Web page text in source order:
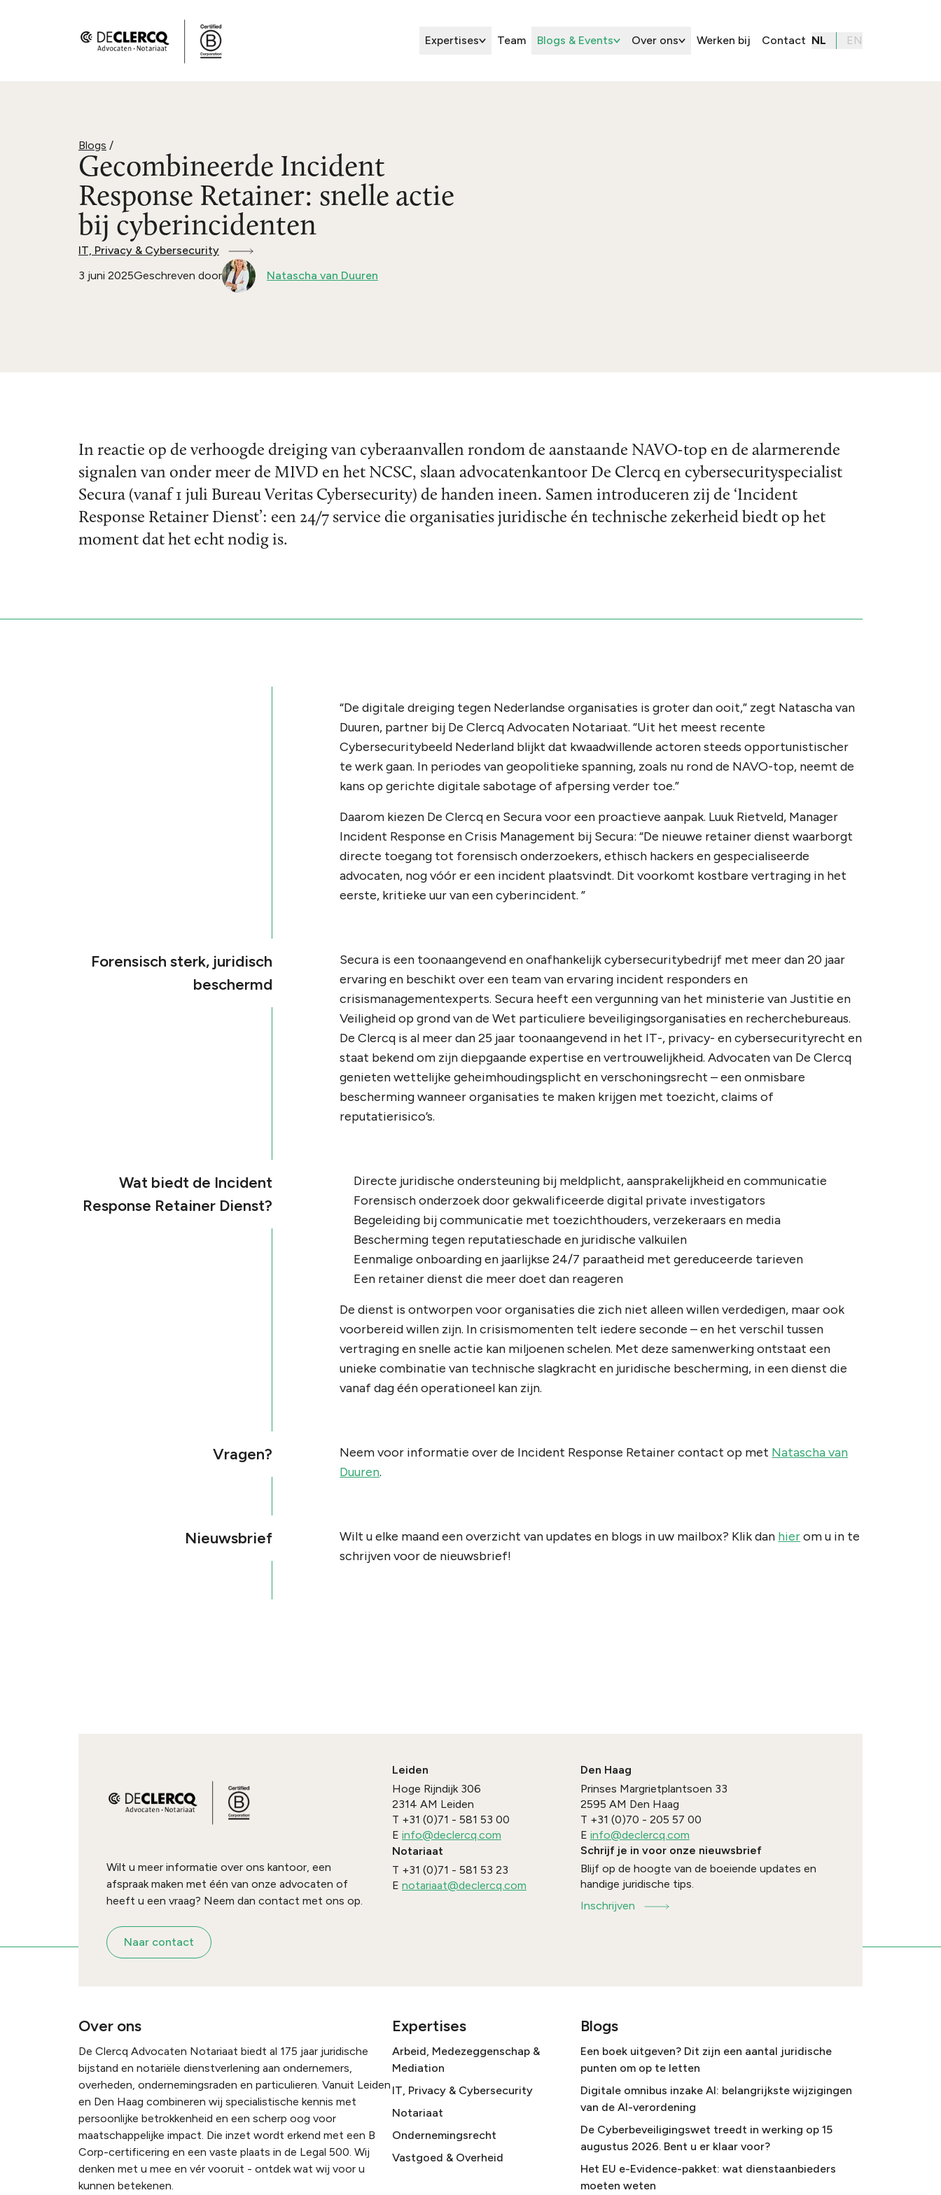
Expertises Team Blogs & Events Over ons Werken bij Contact NL EN
Blogs /
Gecombineerde Incident
Response Retainer: snelle actie
bij cyberincidenten
IT, Privacy & Cybersecurity
3 juni 2025Geschreven door Natascha van Duuren
In reactie op de verhoogde dreiging van cyberaanvallen rondom de aanstaande NAVO-top en de alarmerende
signalen van onder meer de MIVD en het NCSC, slaan advocatenkantoor De Clercq en cybersecurityspecialist
Secura (vanaf 1 juli Bureau Veritas Cybersecurity) de handen ineen. Samen introduceren zij de ‘Incident
Response Retainer Dienst’: een 24/7 service die organisaties juridische én technische zekerheid biedt op het
moment dat het echt nodig is.
“De digitale dreiging tegen Nederlandse organisaties is groter dan ooit,” zegt Natascha van
Duuren, partner bij De Clercq Advocaten Notariaat. “Uit het meest recente
Cybersecuritybeeld Nederland blijkt dat kwaadwillende actoren steeds opportunistischer
te werk gaan. In periodes van geopolitieke spanning, zoals nu rond de NAVO-top, neemt de
kans op gerichte digitale sabotage of afpersing verder toe.”
Daarom kiezen De Clercq en Secura voor een proactieve aanpak. Luuk Rietveld, Manager
Incident Response en Crisis Management bij Secura: “De nieuwe retainer dienst waarborgt
directe toegang tot forensisch onderzoekers, ethisch hackers en gespecialiseerde
advocaten, nog vóór er een incident plaatsvindt. Dit voorkomt kostbare vertraging in het
eerste, kritieke uur van een cyberincident. ”
Forensisch sterk, juridisch
beschermd
Secura is een toonaangevend en onafhankelijk cybersecuritybedrijf met meer dan 20 jaar
ervaring en beschikt over een team van ervaring incident responders en
crisismanagementexperts. Secura heeft een vergunning van het ministerie van Justitie en
Veiligheid op grond van de Wet particuliere beveiligingsorganisaties en recherchebureaus.
De Clercq is al meer dan 25 jaar toonaangevend in het IT-, privacy- en cybersecurityrecht en
staat bekend om zijn diepgaande expertise en vertrouwelijkheid. Advocaten van De Clercq
genieten wettelijke geheimhoudingsplicht en verschoningsrecht – een onmisbare
bescherming wanneer organisaties te maken krijgen met toezicht, claims of
reputatierisico’s.
Wat biedt de Incident
Response Retainer Dienst?
Directe juridische ondersteuning bij meldplicht, aansprakelijkheid en communicatie
Forensisch onderzoek door gekwalificeerde digital private investigators
Begeleiding bij communicatie met toezichthouders, verzekeraars en media
Bescherming tegen reputatieschade en juridische valkuilen
Eenmalige onboarding en jaarlijkse 24/7 paraatheid met gereduceerde tarieven
Een retainer dienst die meer doet dan reageren
De dienst is ontworpen voor organisaties die zich niet alleen willen verdedigen, maar ook
voorbereid willen zijn. In crisismomenten telt iedere seconde – en het verschil tussen
vertraging en snelle actie kan miljoenen schelen. Met deze samenwerking ontstaat een
unieke combinatie van technische slagkracht en juridische bescherming, in een dienst die
vanaf dag één operationeel kan zijn.
Vragen? Neem voor informatie over de Incident Response Retainer contact op met Natascha van
Duuren.
Nieuwsbrief Wilt u elke maand een overzicht van updates en blogs in uw mailbox? Klik dan hierom u in te
schrijven voor de nieuwsbrief!
Wilt u meer informatie over ons kantoor, een
afspraak maken met één van onze advocaten of
heeft u een vraag? Neem dan contact met ons op.
Naar contact
Leiden
Hoge Rijndijk 306
2314 AM Leiden
T +31 (0)71 - 581 53 00
E info@declercq.com
Notariaat
T +31 (0)71 - 581 53 23
E notariaat@declercq.com
Den Haag
Prinses Margrietplantsoen 33
2595 AM Den Haag
T +31 (0)70 - 205 57 00
E info@declercq.com
Schrijf je in voor onze nieuwsbrief
Blijf op de hoogte van de boeiende updates en
handige juridische tips.
Inschrijven
Over ons
De Clercq Advocaten Notariaat biedt al 175 jaar juridische
bijstand en notariële dienstverlening aan ondernemers,
overheden, ondernemingsraden en particulieren. Vanuit Leiden
en Den Haag combineren wij specialistische kennis met
persoonlijke betrokkenheid en een scherp oog voor
maatschappelijke impact. Die inzet wordt erkend met een B
Corp-certificering en een vaste plaats in de Legal 500. Wij
denken met u mee en vér vooruit - ontdek wat wij voor u
kunnen betekenen.
Expertises
Arbeid, Medezeggenschap &
Mediation
IT, Privacy & Cybersecurity
Notariaat
Ondernemingsrecht
Vastgoed & Overheid
Blogs
Een boek uitgeven? Dit zijn een aantal juridische
punten om op te letten
Digitale omnibus inzake AI: belangrijkste wijzigingen
van de AI-verordening
De Cyberbeveiligingswet treedt in werking op 15
augustus 2026. Bent u er klaar voor?
Het EU e-Evidence-pakket: wat dienstaanbieders
moeten weten